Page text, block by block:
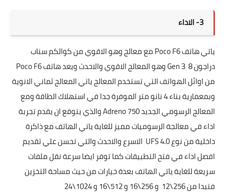
3- الاداء
ياتي هاتف Poco F6 مع معالج وهو الاقوي من كوالكم سناب
دراجون 8 Gen 3 وهو المعالج الاقوي والاحدث ويعد هاتف Poco F6
من اوائل الهواتف التي تستخدم المعالج ياتي المعالج ثماني الانوية
وبمعمارية بناء 4 نانو متر الموفرة جدا في استهلاك الطاقة ومع
المعالج الرسومي الجديد Adreno 750 والذي يتوقع ان يقدم تجربة
اداء في معالجة الرسوميات مميز للغاية ياتي الهاتف مع ذاكرة
داخلية من نوع UFS 4.0 الاسرع والاحدث والتي تحسن علي تقديم
افصل اداء في فتح التطبيقات كما توفر ايضا سرعة نقل ملفات
سريعة للغاية ياتي الهاتف بعدة خيارات من حيث مساحة التخزين
فتبدا من 256\12 و 256\16 و 512\16 و 1024\24